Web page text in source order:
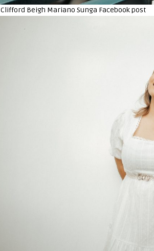
Clifford Beigh Mariano Sunga Facebook post